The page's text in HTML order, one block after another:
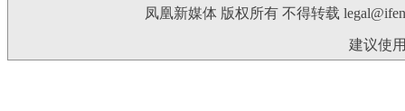
凤凰新媒体 版权所有 不得转载
建议使